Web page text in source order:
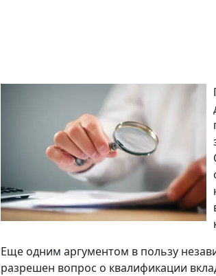
Еще одним аргументом в пользу
разрешен вопрос о квалификации